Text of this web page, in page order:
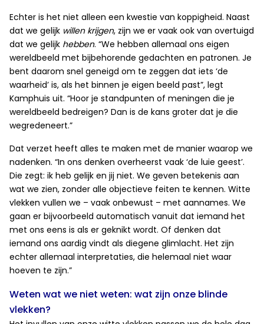
Echter is het niet alleen een kwestie van koppigheid. Naast
dat we gelijk willen krijgen, zijn we er vaak ook van overtuigd
dat we gelijk hebben. “We hebben allemaal ons eigen
wereldbeeld met bijbehorende gedachten en patronen. Je
bent daarom snel geneigd om te zeggen dat iets ‘de
waarheid’ is, als het binnen je eigen beeld past”, legt
Kamphuis uit. “Hoor je standpunten of meningen die je
wereldbeeld bedreigen? Dan is de kans groter dat je die
wegredeneert.”
Dat verzet heeft alles te maken met de manier waarop we
nadenken. “In ons denken overheerst vaak ‘de luie geest’.
Die zegt: ik heb gelijk en jij niet. We geven betekenis aan
wat we zien, zonder alle objectieve feiten te kennen. Witte
vlekken vullen we – vaak onbewust – met aannames. We
gaan er bijvoorbeeld automatisch vanuit dat iemand het
met ons eens is als er geknikt wordt. Of denken dat
iemand ons aardig vindt als diegene glimlacht. Het zijn
echter allemaal interpretaties, die helemaal niet waar
hoeven te zijn.”
Weten wat we niet weten: wat zijn onze blinde
vlekken?